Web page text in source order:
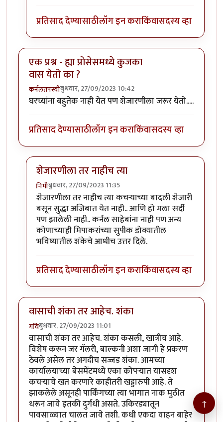
प्रतिसाद देण्यासाठीलॉग इन कराकिंवासदस्य व्हा
एक प्रश्न - ह्या प्रोसेसमध्ये कुजका
वास येतो का ?
कर्नलतपस्वीबुधवार, 27/09/2023 10:42
घरच्यांना बहुतेक नाही येत पण शेजारणीला जरूर येतो.....
प्रतिसाद देण्यासाठीलॉग इन कराकिंवासदस्य व्हा
शेजारणीला तर नाहीच त्या
निमीबुधवार, 27/09/2023 11:35
In reply toएक प्रश्न - ह्या प्रोसेसमध्ये कुजका वास येतो का ?
शेजारणीला तर नाहीच त्या कचऱ्याच्या बादली शेजारी
बसून सुद्धा अजिबात येत नाही.. आणि हो मला सर्दी
पण झालेली नाही.. कर्नल साहेबांना नाही पण अन्य
कोणाच्याही मिपाकरांच्या सुपीक डोक्यातील
भविष्यातील शंकेचे आधीच उत्तर दिले.
प्रतिसाद देण्यासाठीलॉग इन कराकिंवासदस्य व्हा
वासाची शंका तर आहेच. शंका
गविबुधवार, 27/09/2023 11:01
वासाची शंका तर आहेच. शंका कसली, खात्रीच आहे.
विशेष करून जर गॅलरी, बाल्कनी अशा जागी हे प्रकरण
ठेवले असेल तर अगदीच सज्जड शंका. आमच्या
कार्यालयाच्या बेसमेंटमध्ये एका कोपऱ्यात यासदृश
कचऱ्याचे खत करणारे काहीतरी खड्डारुपी आहे. ते
झाकलेले असूनही पार्किंगच्या त्या भागात नाक मुठीत
धरून जावे इतकी दुर्गंधी असते. उकिरड्यातून
पावसाळ्यात चालत जावे तशी. कधी एकदा वाहन बाहेर
↑